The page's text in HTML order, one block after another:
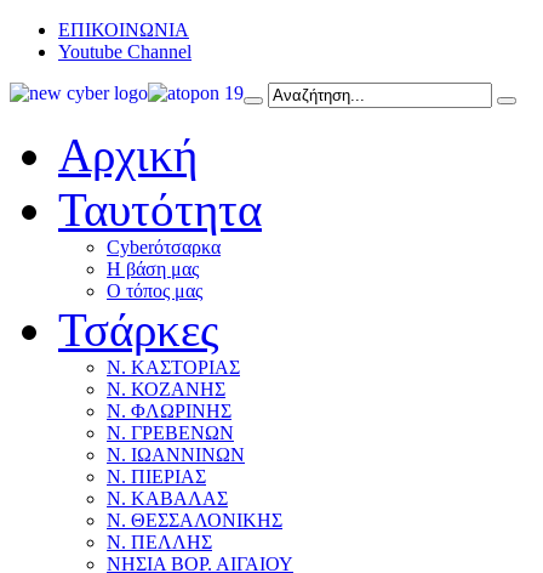
ΕΠΙΚΟΙΝΩΝΙΑ
Youtube Channel
Αρχική
Ταυτότητα
Cyberότσαρκα
Η βάση μας
Ο τόπος μας
Τσάρκες
Ν. ΚΑΣΤΟΡΙΑΣ
Ν. ΚΟΖΑΝΗΣ
Ν. ΦΛΩΡΙΝΗΣ
Ν. ΓΡΕΒΕΝΩΝ
Ν. ΙΩΑΝΝΙΝΩΝ
Ν. ΠΙΕΡΙΑΣ
Ν. ΚΑΒΑΛΑΣ
Ν. ΘΕΣΣΑΛΟΝΙΚΗΣ
Ν. ΠΕΛΛΗΣ
ΝΗΣΙΑ ΒΟΡ. ΑΙΓΑΙΟΥ